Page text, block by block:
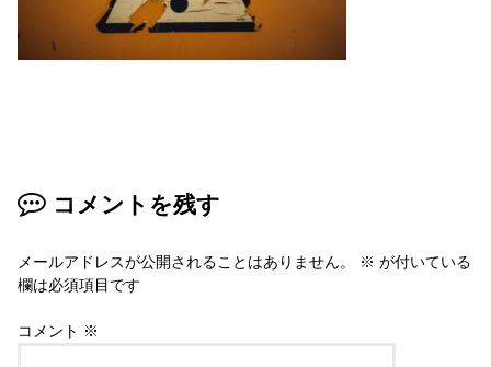
コメントを残す
メールアドレスが公開されることはありません。 ※ が付いている
欄は必須項目です
コメント ※